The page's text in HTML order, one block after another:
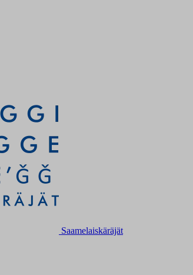
Saamelaiskäräjät